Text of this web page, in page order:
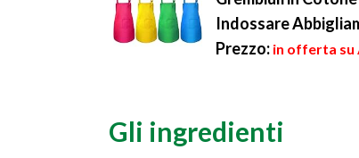
Indossare
Prezzo: in offerta su
Gli ingredienti